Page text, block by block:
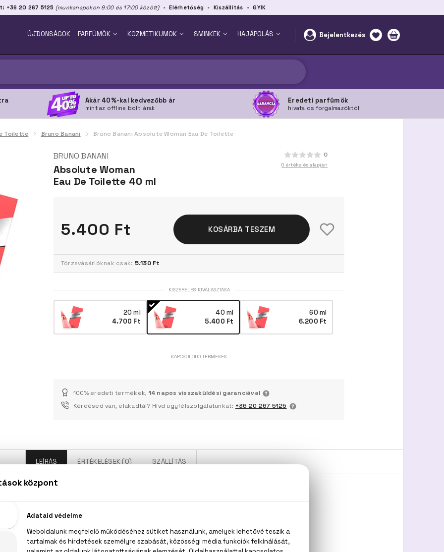
+36 20 267 5125 (munkanapokon 9:00 és 17:00 között) Elérhetőség Kiszállítás GYIK
ÚJDONSÁGOK PARFÜMÖK KOZMETIKUMOK SMINKEK HAJÁPOLÁS Bejelentkezés
Akár 40%-kal kedvezőbb ár
mint az offline bolti árak
Eredeti parfümök
hivatalos forgalmazóktól
Toilette Bruno Banani Bruno Banani Absolute Woman Eau De Toilette
0
0 értékelés alapján
BRUNO BANANI
Absolute Woman
Eau De Toilette 40 ml
5.400 Ft KOSÁRBA TESZEM
Törzsvásárlóknak csak: 5.130 Ft
KISZERELÉS KIVÁLASZTÁSA
20 ml
4.700 Ft
40 ml
5.400 Ft
60 ml
6.200 Ft
KAPCSOLÓDÓ TERMÉKEK
100% eredeti termékek, 14 napos visszaküldési garanciával
Kérdésed van, elakadtál? Hívd ügyfélszolgálatunkat: +36 20 267 5125
LEÍRÁS ÉRTÉKELÉSEK (0) SZÁLLÍTÁS
Bruno Banani Absolute Woman Eau De Toilette